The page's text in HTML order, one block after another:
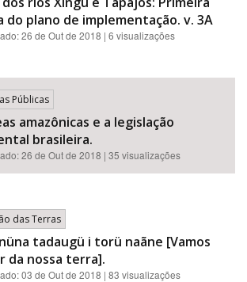
do plano de implementação. v. 3A
26 de Out de 2018 | 6 visualizações
Públicas
amazônicas e a legislação
brasileira.
26 de Out de 2018 | 35 visualizações
das Terras
tadaugü i torü naãne [Vamos
da nossa terra].
03 de Out de 2018 | 83 visualizações